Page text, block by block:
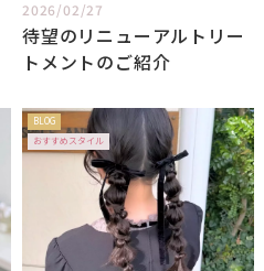
2026/02/27
待望のリニューアルトリー
トメントのご紹介
BLOG
おすすめスタイル